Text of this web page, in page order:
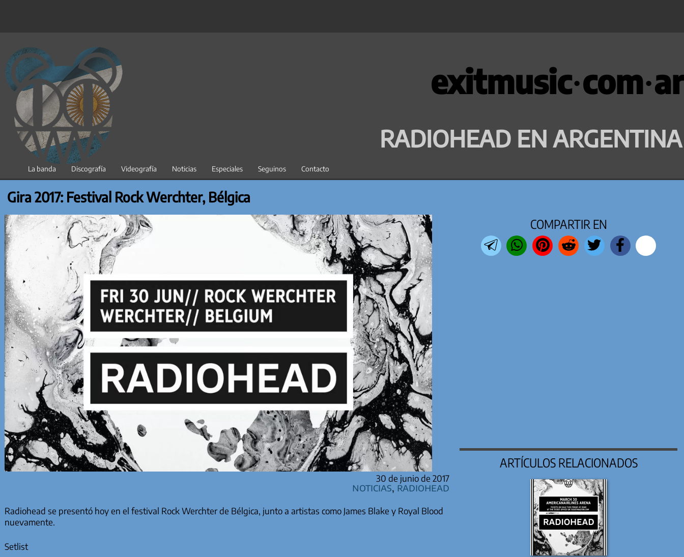
contenido
exitmusic·com·ar
RADIOHEAD EN ARGENTINA
La banda Discografía Videografía Noticias Especiales Seguinos Contacto
Gira 2017: Festival Rock Werchter, Bélgica
30 de junio de 2017
Noticias Radiohead
Radiohead se presentó hoy en el festival Rock Werchter de Bélgica, junto a artistas como James Blake y Royal Blood
nuevamente.
Setlist
COMPARTIR EN
ARTÍCULOS RELACIONADOS